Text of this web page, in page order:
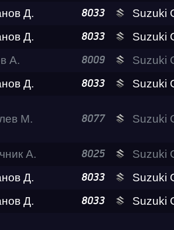
Д.
8033 Suzuki GSX-
Д. 8033
Suzuki GSX-
А.
8009 Suzuki GSX-
Д. 8033 Suzuki GSX-
М. 8077 Suzuki GSX-
А. 8025
Suzuki
Д.
8033 Suzuki GSX-
Д. 8033 Suzuki GSX-